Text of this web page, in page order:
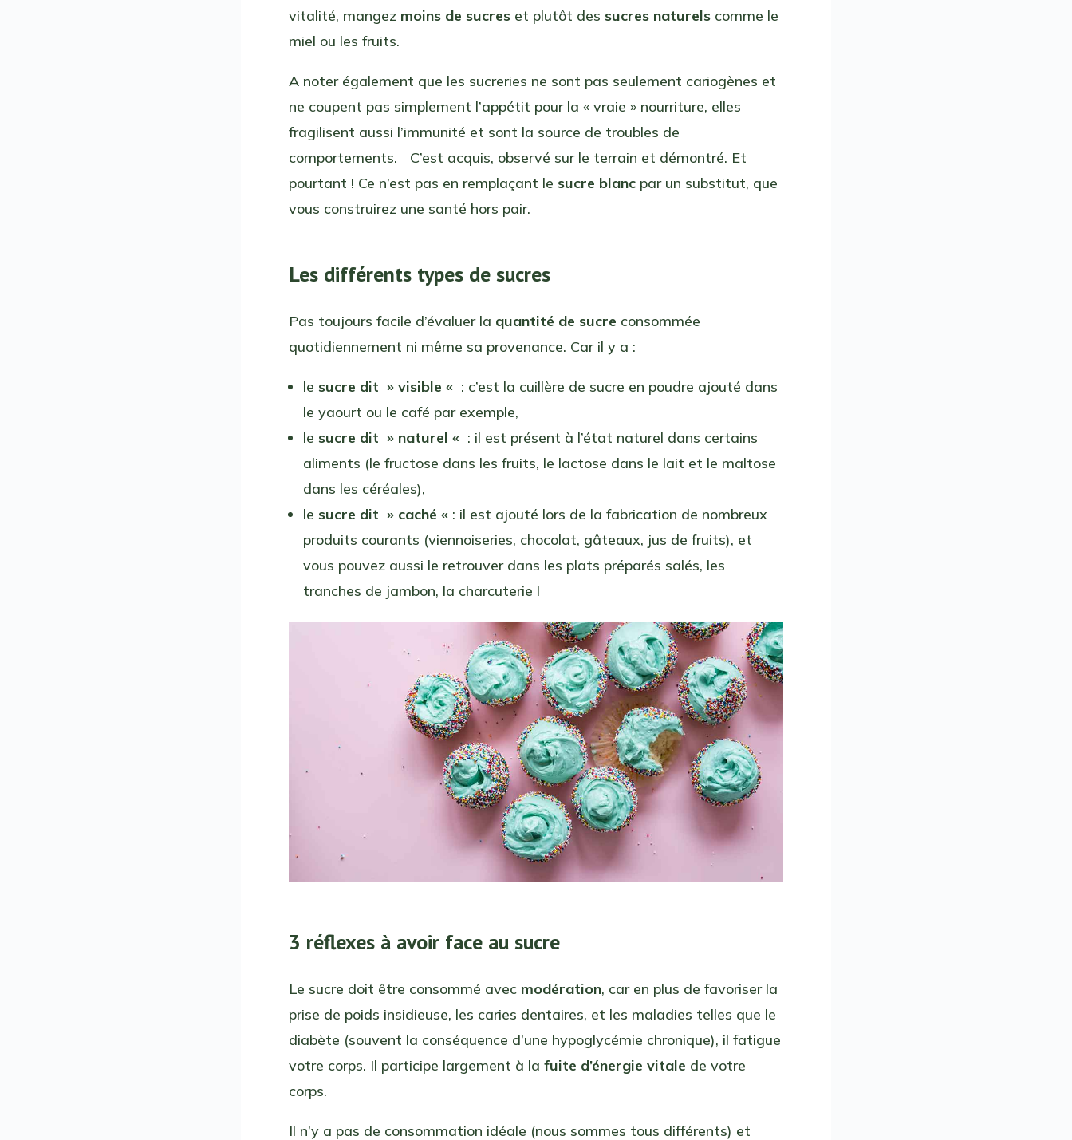
vitalité, mangez moins de sucres et plutôt des sucres naturels comme le
miel ou les fruits.
A noter également que les sucreries ne sont pas seulement cariogènes et
ne coupent pas simplement l’appétit pour la « vraie » nourriture, elles
fragilisent aussi l’immunité et sont la source de troubles de
comportements. C’est acquis, observé sur le terrain et démontré. Et
pourtant ! Ce n’est pas en remplaçant le sucre blanc par un substitut, que
vous construirez une santé hors pair.
Les différents types de sucres
Pas toujours facile d’évaluer la quantité de sucre consommée
quotidiennement ni même sa provenance. Car il y a :
le sucre dit » visible « : c’est la cuillère de sucre en poudre ajouté dans
le yaourt ou le café par exemple,
le sucre dit » naturel « : il est présent à l’état naturel dans certains
aliments (le fructose dans les fruits, le lactose dans le lait et le maltose
dans les céréales),
le sucre dit » caché « : il est ajouté lors de la fabrication de nombreux
produits courants (viennoiseries, chocolat, gâteaux, jus de fruits), et
vous pouvez aussi le retrouver dans les plats préparés salés, les
tranches de jambon, la charcuterie !
3 réflexes à avoir face au sucre
Le sucre doit être consommé avec modération, car en plus de favoriser la
prise de poids insidieuse, les caries dentaires, et les maladies telles que le
diabète (souvent la conséquence d’une hypoglycémie chronique), il fatigue
votre corps. Il participe largement à lafuite d’énergie vitale de votre
corps.
Il n’y a pas de consommation idéale (nous sommes tous différents) et